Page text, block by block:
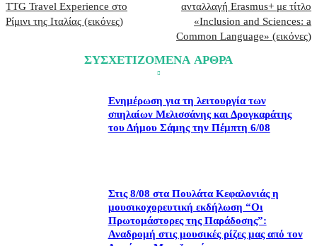
TTG Travel Experience στο
Ρίμινι της Ιταλίας (εικόνες)
ανταλλαγή Erasmus+ με τίτλο
«Inclusion and Sciences: a
Common Language» (εικόνες)
ΣΥΣΧΕΤΙΖΟΜΕΝΑ ΑΡΘΡΑ
Ενημέρωση για τη λειτουργία των
σπηλαίων Μελισσάνης και Δρογκαράτης
του Δήμου Σάμης την Πέμπτη 6/08
Στις 8/08 στα Πουλάτα Κεφαλονιάς η
μουσικοχορευτική εκδήλωση “Οι
Πρωτομάστορες της Παράδοσης”:
Αναδρομή στις μουσικές ρίζες μας από τον